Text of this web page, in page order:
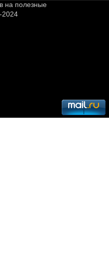
на полезные
2024